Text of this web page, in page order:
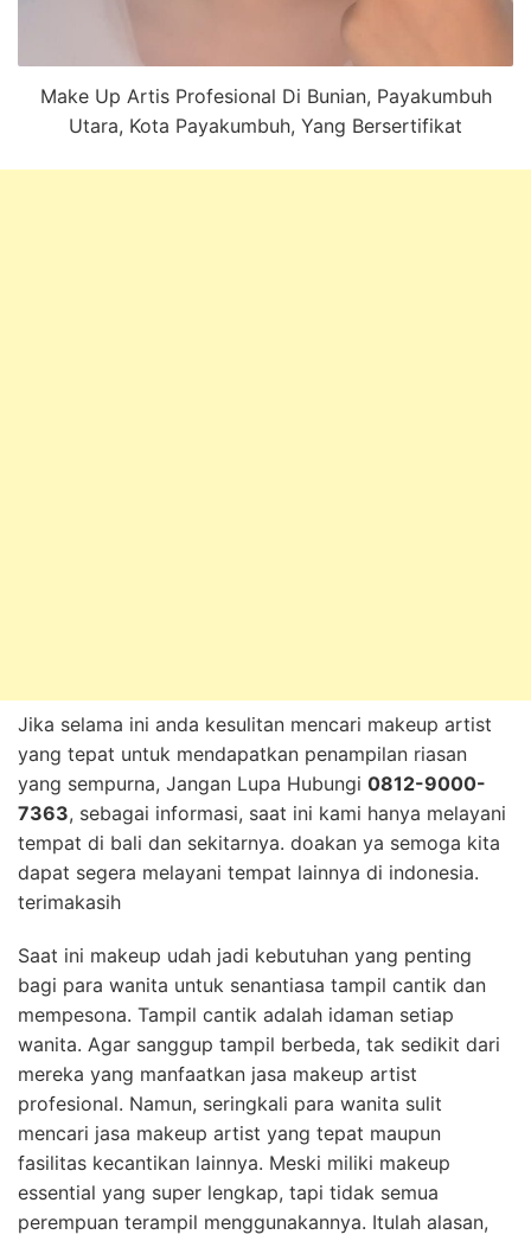
Make Up Artis Profesional Di Bunian, Payakumbuh
Utara, Kota Payakumbuh, Yang Bersertifikat
Jika selama ini anda kesulitan mencari makeup artist
yang tepat untuk mendapatkan penampilan riasan
yang sempurna, Jangan Lupa Hubungi 0812-9000-
7363, sebagai informasi, saat ini kami hanya melayani
tempat di bali dan sekitarnya. doakan ya semoga kita
dapat segera melayani tempat lainnya di indonesia.
terimakasih
Saat ini makeup udah jadi kebutuhan yang penting
bagi para wanita untuk senantiasa tampil cantik dan
mempesona. Tampil cantik adalah idaman setiap
wanita. Agar sanggup tampil berbeda, tak sedikit dari
mereka yang manfaatkan jasa makeup artist
profesional. Namun, seringkali para wanita sulit
mencari jasa makeup artist yang tepat maupun
fasilitas kecantikan lainnya. Meski miliki makeup
essential yang super lengkap, tapi tidak semua
perempuan terampil menggunakannya. Itulah alasan,